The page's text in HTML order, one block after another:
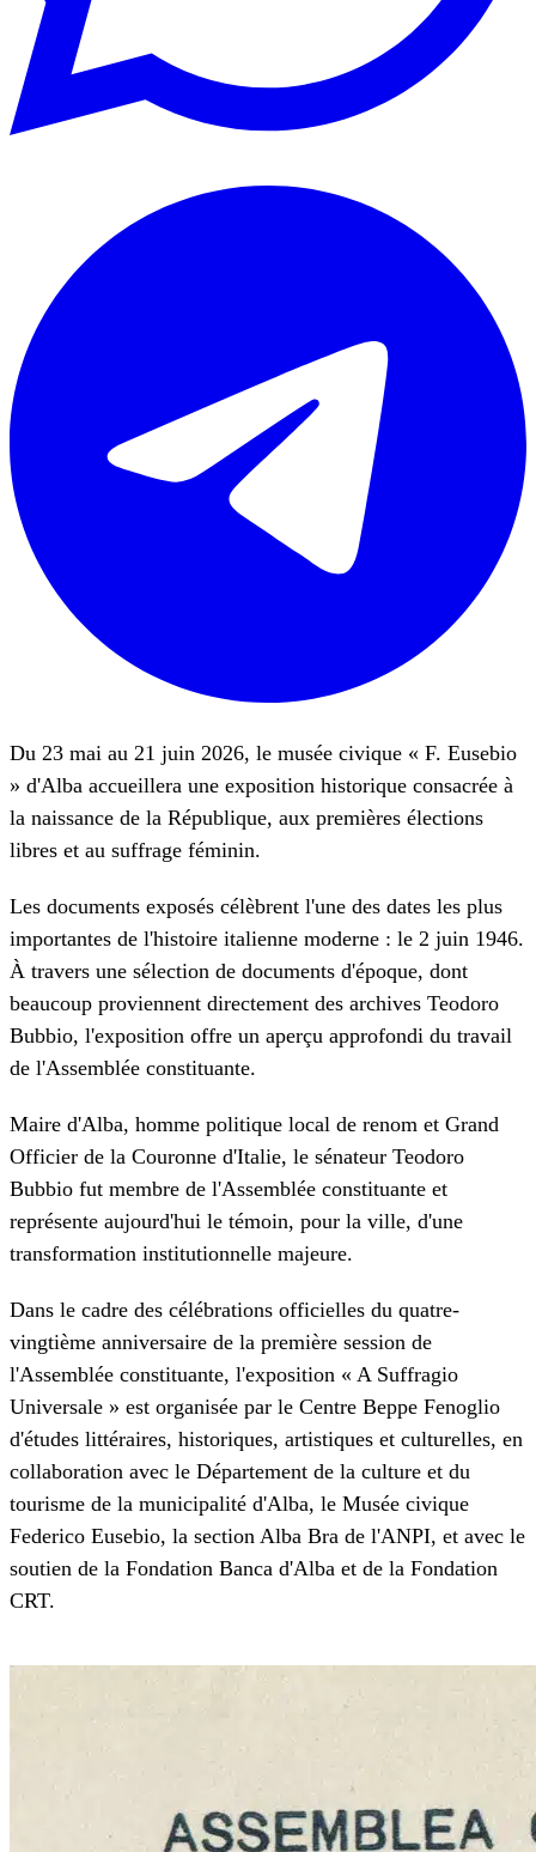
Du 23 mai au 21 juin 2026, le musée civique « F. Eusebio
» d'Alba accueillera une exposition historique consacrée à
la naissance de la République, aux premières élections
libres et au suffrage féminin.
Les documents exposés célèbrent l'une des dates les plus
importantes de l'histoire italienne moderne : le 2 juin 1946.
À travers une sélection de documents d'époque, dont
beaucoup proviennent directement des archives Teodoro
Bubbio, l'exposition offre un aperçu approfondi du travail
de l'Assemblée constituante.
Maire d'Alba, homme politique local de renom et Grand
Officier de la Couronne d'Italie, le sénateur Teodoro
Bubbio fut membre de l'Assemblée constituante et
représente aujourd'hui le témoin, pour la ville, d'une
transformation institutionnelle majeure.
Dans le cadre des célébrations officielles du quatre-
vingtième anniversaire de la première session de
l'Assemblée constituante, l'exposition « A Suffragio
Universale » est organisée par le Centre Beppe Fenoglio
d'études littéraires, historiques, artistiques et culturelles, en
collaboration avec le Département de la culture et du
tourisme de la municipalité d'Alba, le Musée civique
Federico Eusebio, la section Alba Bra de l'ANPI, et avec le
soutien de la Fondation Banca d'Alba et de la Fondation
CRT.